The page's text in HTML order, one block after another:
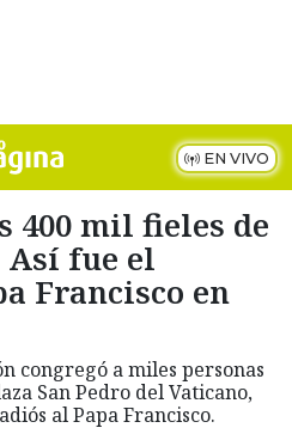
EN VIVO
400 mil fieles de
Así fue el
Francisco en
congregó a miles personas
San Pedro del Vaticano,
al Papa Francisco.